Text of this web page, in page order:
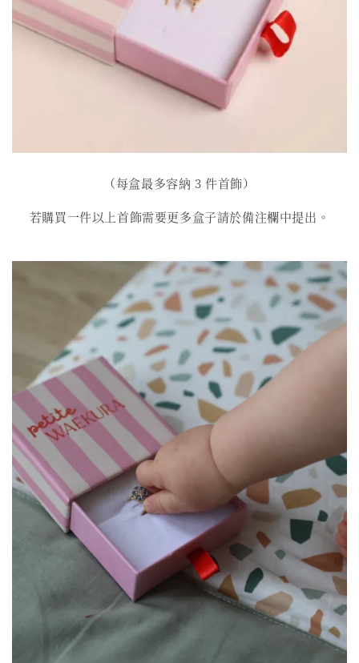
（每盒最多容納 3 件首飾）
若購買一件以上首飾需要更多盒子請於備注欄中提出。